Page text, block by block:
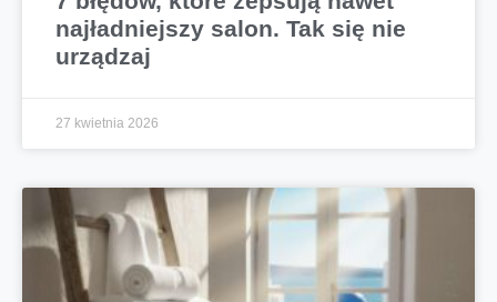
najładniejszy salon. Tak się nie
urządzaj
27 kwietnia 2026